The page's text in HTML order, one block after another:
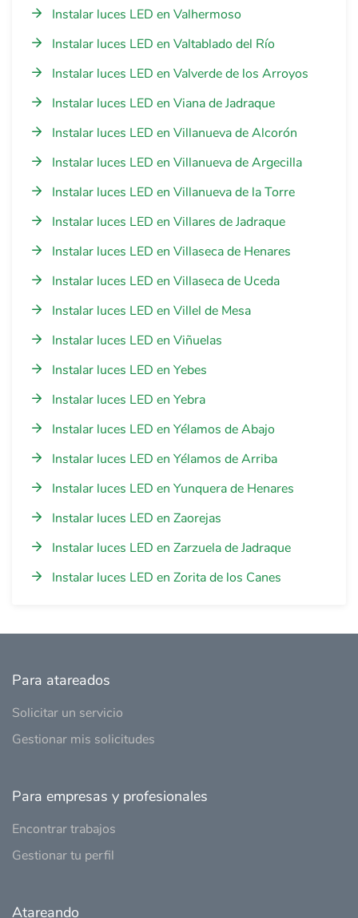
Instalar luces LED en Valhermoso
Instalar luces LED en Valtablado del Río
Instalar luces LED en Valverde de los Arroyos
Instalar luces LED en Viana de Jadraque
Instalar luces LED en Villanueva de Alcorón
Instalar luces LED en Villanueva de Argecilla
Instalar luces LED en Villanueva de la Torre
Instalar luces LED en Villares de Jadraque
Instalar luces LED en Villaseca de Henares
Instalar luces LED en Villaseca de Uceda
Instalar luces LED en Villel de Mesa
Instalar luces LED en Viñuelas
Instalar luces LED en Yebes
Instalar luces LED en Yebra
Instalar luces LED en Yélamos de Abajo
Instalar luces LED en Yélamos de Arriba
Instalar luces LED en Yunquera de Henares
Instalar luces LED en Zaorejas
Instalar luces LED en Zarzuela de Jadraque
Instalar luces LED en Zorita de los Canes
Para atareados
Solicitar un servicio
Gestionar mis solicitudes
Para empresas y profesionales
Encontrar trabajos
Gestionar tu perfil
Atareando